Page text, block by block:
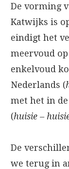
De vorming
Katwijks is
eindigt het
meervoud
enkelvoud
Nederlands (
met het in
(huisie –
De
we terug in